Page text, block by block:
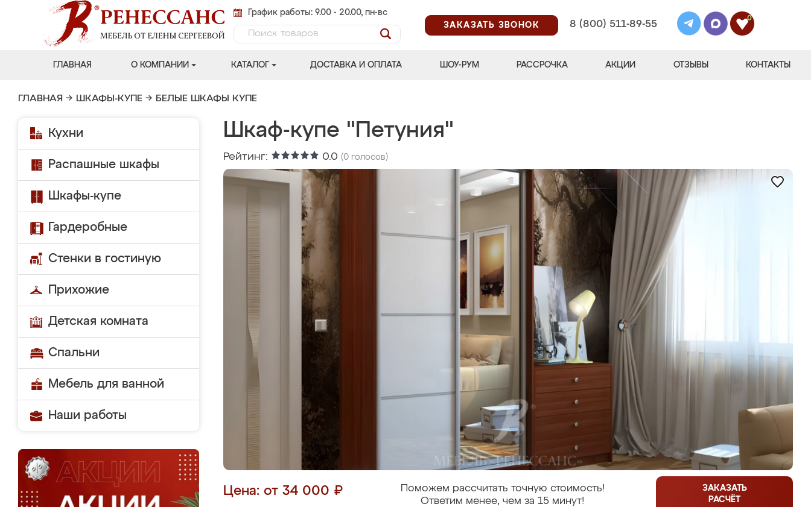
График работы: 9.00 - 20.00, пн-вс
ЗАКАЗАТЬ ЗВОНОК
8 (800) 511-89-55
0
ГЛАВНАЯ О КОМПАНИИ КАТАЛОГ ДОСТАВКА И ОПЛАТА ШОУ-РУМ РАССРОЧКА АКЦИИ ОТЗЫВЫ КОНТАКТЫ
ГЛАВНАЯ → ШКАФЫ-КУПЕ → БЕЛЫЕ ШКАФЫ КУПЕ
Кухни
Распашные шкафы
Шкафы-купе
Гардеробные
Стенки в гостиную
Прихожие
Детская комната
Спальни
Мебель для ванной
Наши работы
Шкаф-купе "Петуния"
Рейтинг: 0.0 (0 голосов)
Цена: от 34 000 ₽
Поможем рассчитать точную стоимость!
Ответим менее, чем за 15 минут!
ЗАКАЗАТЬ
РАСЧЁТ